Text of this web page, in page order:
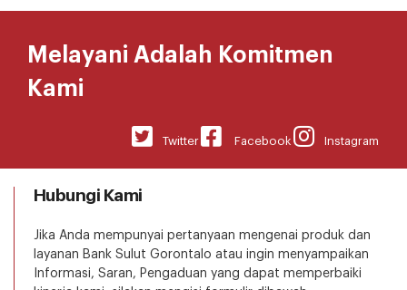
Melayani Adalah Komitmen
Kami
Instagram
Facebook
Twitter
Hubungi Kami
Jika Anda mempunyai pertanyaan mengenai produk dan
layanan Bank Sulut Gorontalo atau ingin menyampaikan
Informasi, Saran, Pengaduan yang dapat memperbaiki